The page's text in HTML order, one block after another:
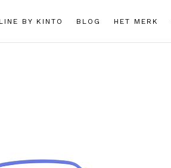
BY KINTO BLOG HET MERK